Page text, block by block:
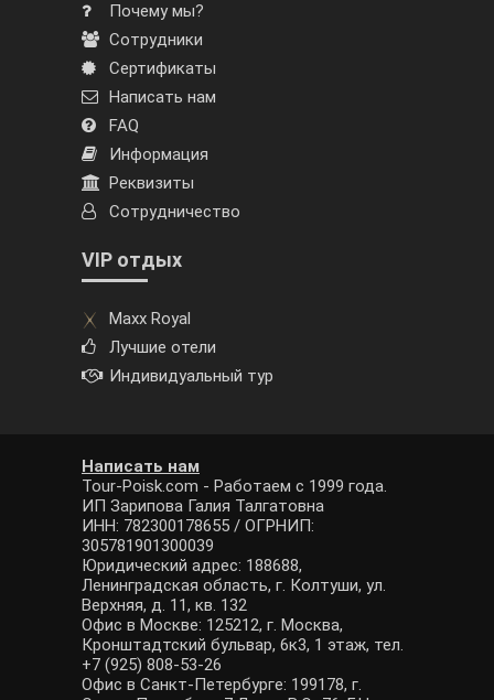
Почему мы?
Сотрудники
Сертификаты
Написать нам
FAQ
Информация
Реквизиты
Сотрудничество
VIP отдых
Maxx Royal
Лучшие отели
Индивидуальный тур
Написать нам
Tour-Poisk.com - Работаем с 1999 года.
ИП Зарипова Галия Талгатовна
ИНН: 782300178655 / ОГРНИП:
305781901300039
Юридический адрес: 188688,
Ленинградская область, г. Колтуши, ул.
Верхняя, д. 11, кв. 132
Офис в Москве: 125212, г. Москва,
Кронштадтский бульвар, 6к3, 1 этаж, тел.
+7 (925) 808-53-26
Офис в Санкт-Петербурге: 199178, г.